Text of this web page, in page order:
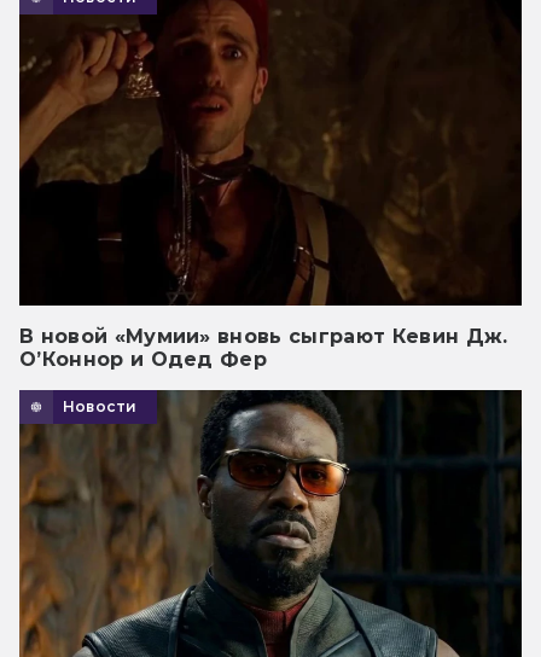
В новой «Мумии» вновь сыграют Кевин Дж.
О’Коннор и Одед Фер
Новости